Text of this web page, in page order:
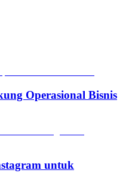
Operasional Bisnis
untuk